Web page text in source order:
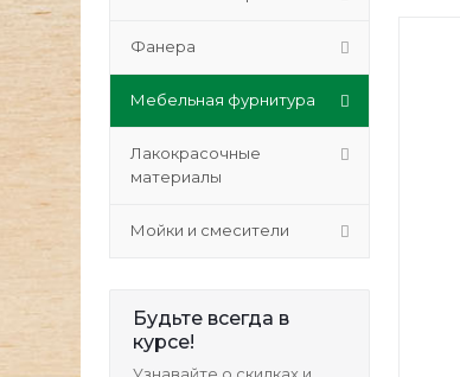
Фанера
Мебельная фурнитура
Лакокрасочные
материалы
Мойки и смесители
Будьте всегда в
курсе!